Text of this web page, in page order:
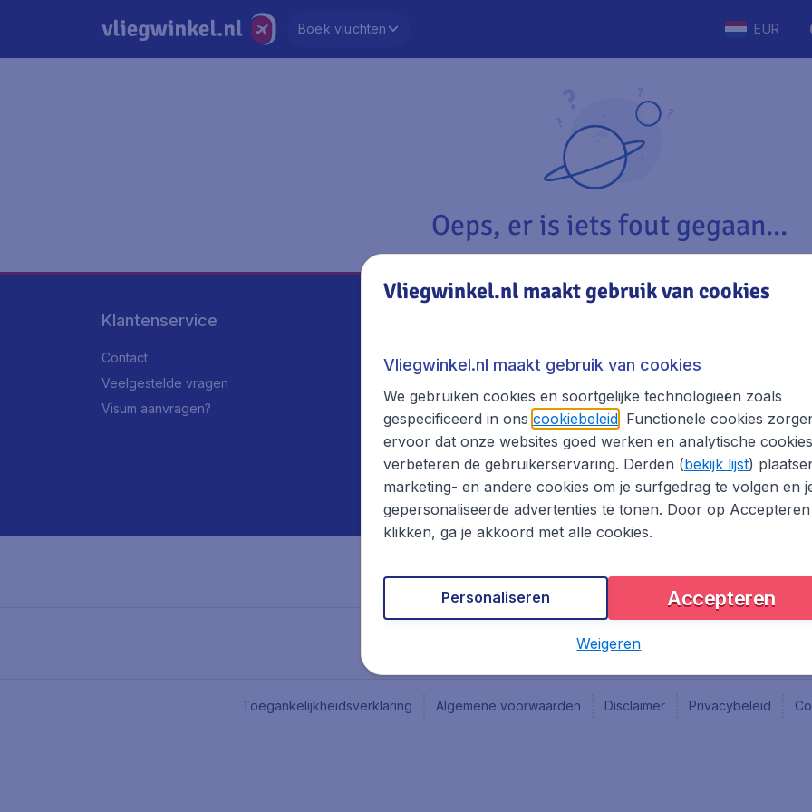
Boek vluchten EUR
Oeps, er is iets fout gegaan...
Klantenservice
Contact
Veelgestelde vragen
Visum aanvragen?
Over Vliegwinkel.nl
Reisgids
Toegankelijkheidsverklaring Algemene voorwaarden Disclaimer Privacybeleid
Vliegwinkel.nl maakt gebruik van cookies
Vliegwinkel.nl maakt gebruik van cookies
We gebruiken cookies en soortgelijke technologieën zoals
gespecificeerd in ons cookiebeleid. Functionele cookies
ervoor dat onze websites goed werken en analytische cookies
verbeteren de gebruikerservaring. Derden (bekijk lijst)
marketing- en andere cookies om je surfgedrag te volgen en
gepersonaliseerde advertenties te tonen. Door op
klikken, ga je akkoord met alle cookies.
Accepteren
Personaliseren
Weigeren